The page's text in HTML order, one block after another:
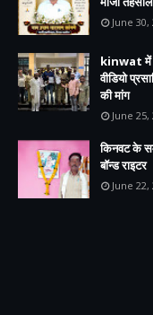
June 30,
kinwat में
वीडियो
की मांग
June 25,
किनवट के
बॉन्ड राइटर
June 22,